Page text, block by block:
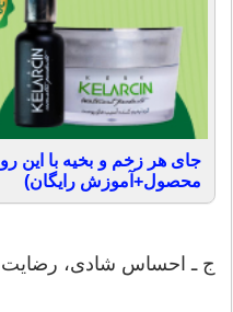
محصول+آموزش رایگان)
ج ـ احساس شادی، رضایت